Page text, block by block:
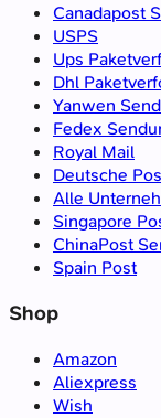
Canadapost
USPS
Ups
Dhl
Yanwen
Fedex
Royal Mail
Deutsche
Alle
Singapore
ChinaPost
Spain Post
Shop
Amazon
Aliexpress
Wish